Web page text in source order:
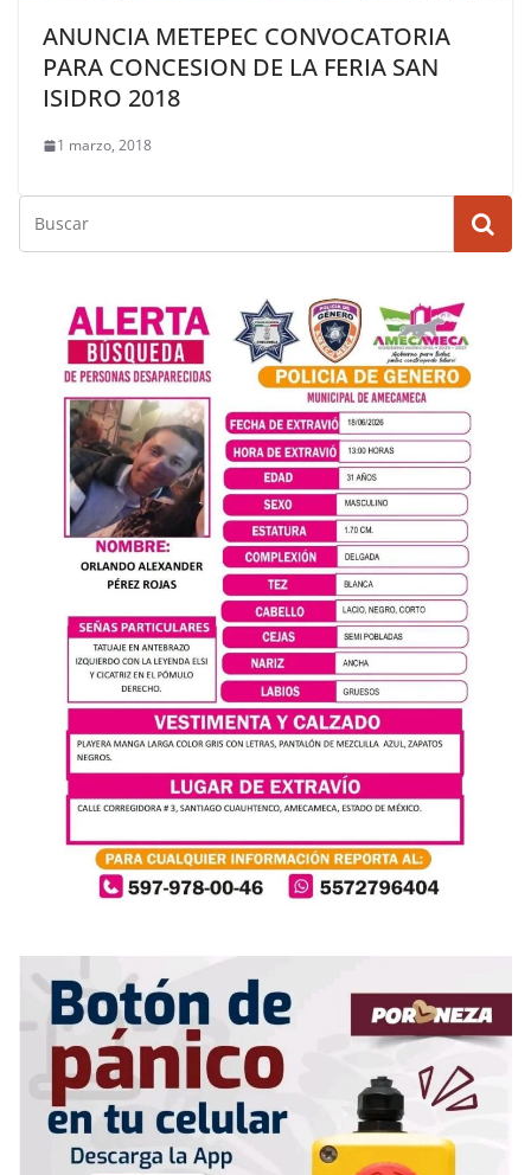
ANUNCIA METEPEC CONVOCATORIA
PARA CONCESION DE LA FERIA SAN
ISIDRO 2018
1 marzo, 2018